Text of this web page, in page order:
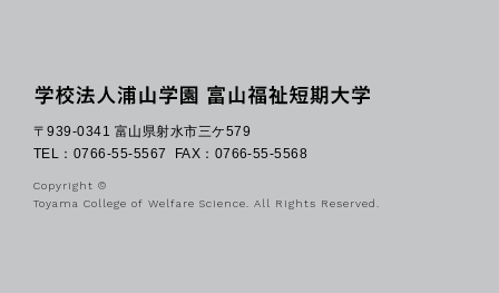
〒939-0341 富山県射水市三ケ579
TEL：0766-55-5567
FAX：0766-55-5568
Copyright ©
Toyama College of Welfare Science. All Rights Reserved.